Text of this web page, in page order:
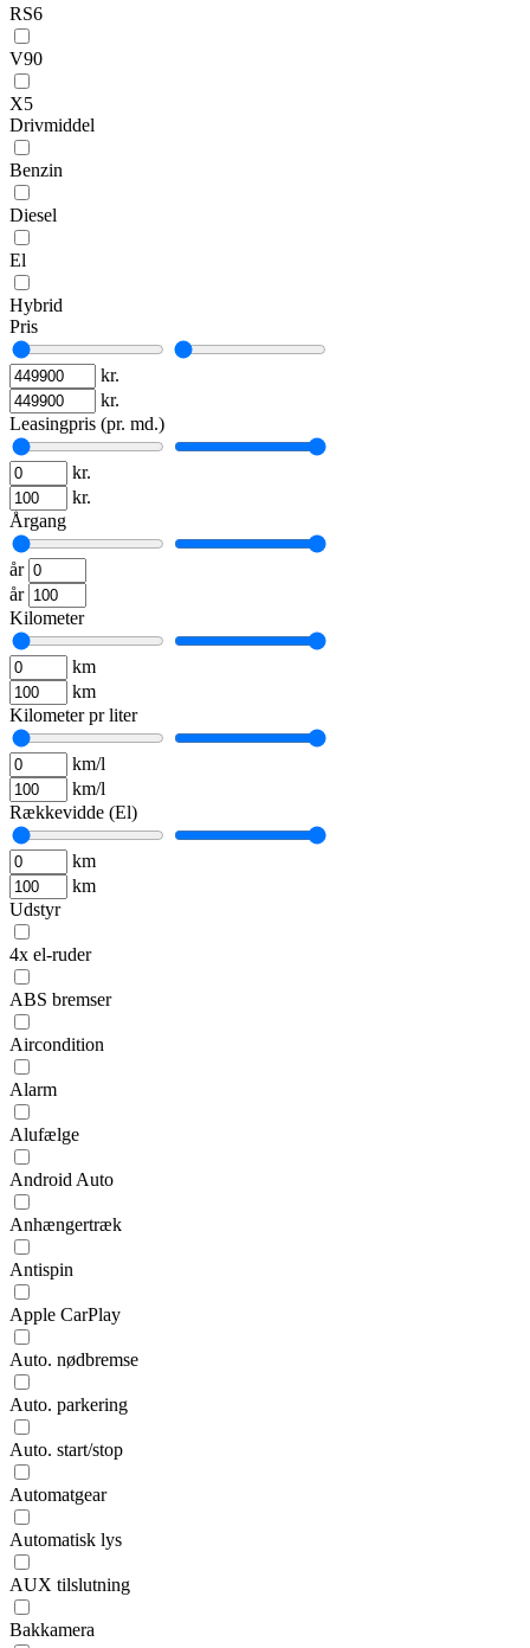
RS6
V90
X5
Drivmiddel
Benzin
Diesel
El
Hybrid
Pris
kr.
kr.
Leasingpris (pr. md.)
kr.
kr.
Årgang
år
år
Kilometer
km
km
Kilometer pr liter
km/l
km/l
Rækkevidde (El)
km
km
Udstyr
4x el-ruder
ABS bremser
Aircondition
Alarm
Alufælge
Android Auto
Anhængertræk
Antispin
Apple CarPlay
Auto. nødbremse
Auto. parkering
Auto. start/stop
Automatgear
Automatisk lys
AUX tilslutning
Bakkamera